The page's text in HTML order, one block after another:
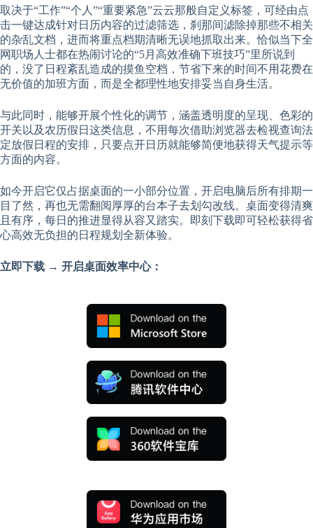
取决于“工作”“个人”“重要紧急”云云那般自定义标签，可经由点
击一键达成针对日历内容的过滤筛选，刹那间滤除掉那些不相关
的杂乱文档，进而将重点档期清晰无误地抓取出来。恰似当下全
网职场人士都在热闹讨论的“5月高效准确下班技巧”里所说到
的，没了日程紊乱造成的摸鱼空档，节省下来的时间不用花费在
无价值的加班方面，而是全都理性地安排妥当自身生活。
与此同时，能够开展个性化的调节，涵盖透明度的呈现、色彩的
开关以及农历假日这类信息，不用每次借助浏览器去检视查询法
定放假日程的安排，只要点开日历就能够简便地获得天气提示等
方面的内容。
如今开启它仅占据桌面的一小部分位置，开启电脑后所有排期一
目了然，再也无需翻阅厚厚的台本子去划勾改线。桌面变得清爽
且有序，每日的推进显得从容又踏实。即刻下载即可轻松获得省
心高效无负担的日程规划全新体验。
立即下载 → 开启桌面效率中心：